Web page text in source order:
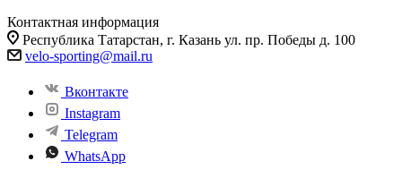
Контактная информация
Республика Татарстан, г. Казань ул. пр. Победы д. 100
velo-sporting@mail.ru
Вконтакте
Instagram
Telegram
WhatsApp